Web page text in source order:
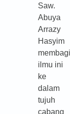
Saw.
Abuya
Arrazy
Hasyim
membagi
ilmu ini
ke
dalam
tujuh
cabang